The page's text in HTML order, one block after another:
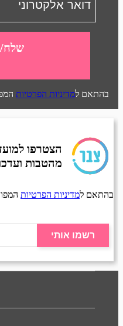
שלח/
בהתאם למדיניות הפרטיות
הצטרפו
מהטבות
בהתאם למדיניות הפרטיות
רשמו אותי